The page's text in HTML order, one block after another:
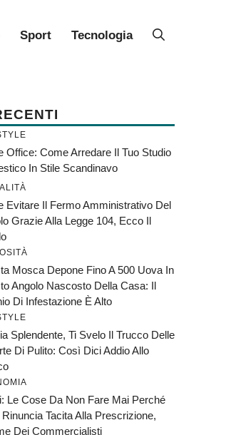
Sport Tecnologia
Office: Come Arredare Il Tuo Studio
In Stile Scandinavo
Evitare Il Fermo Amministrativo Del
Grazie Alla Legge 104, Ecco Il
Mosca Depone Fino A 500 Uova In
Angolo Nascosto Della Casa: Il
Di Infestazione È Alto
Splendente, Ti Svelo Il Trucco Delle
Di Pulito: Così Dici Addio Allo
Le Cose Da Non Fare Mai Perché
Rinuncia Tacita Alla Prescrizione,
Dei Commercialisti